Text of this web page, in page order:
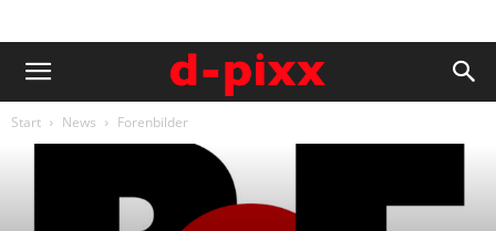
Start News Forenbilder